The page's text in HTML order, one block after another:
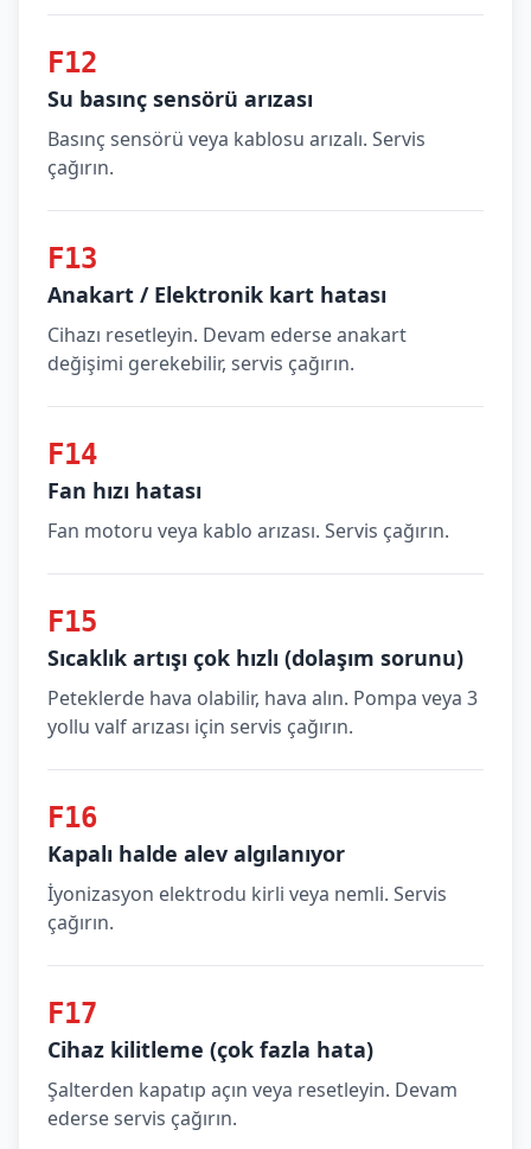
F12
Su basınç sensörü arızası
Basınç sensörü veya kablosu arızalı. Servis
çağırın.
F13
Anakart / Elektronik kart hatası
Cihazı resetleyin. Devam ederse anakart
değişimi gerekebilir, servis çağırın.
F14
Fan hızı hatası
Fan motoru veya kablo arızası. Servis çağırın.
F15
Sıcaklık artışı çok hızlı (dolaşım sorunu)
Peteklerde hava olabilir, hava alın. Pompa veya 3
yollu valf arızası için servis çağırın.
F16
Kapalı halde alev algılanıyor
İyonizasyon elektrodu kirli veya nemli. Servis
çağırın.
F17
Cihaz kilitleme (çok fazla hata)
Şalterden kapatıp açın veya resetleyin. Devam
ederse servis çağırın.